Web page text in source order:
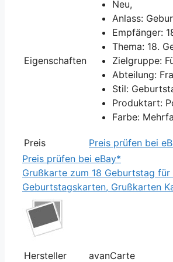
Eigenschaften
Neu,
Anlass:
Empfänger:
Thema: 18.
Zielgruppe:
Abteilung:
Stil:
Produktart:
Farbe:
Preis
Preis prüfen bei
Preis prüfen bei eBay*
Grußkarte zum 18 Geburtstag für
Geburtstagskarten, Grußkarten
Hersteller avanCarte